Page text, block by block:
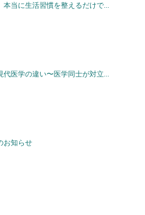
本当に生活習慣を整えるだけで...
代医学の違い〜医学同士が対立...
お知らせ